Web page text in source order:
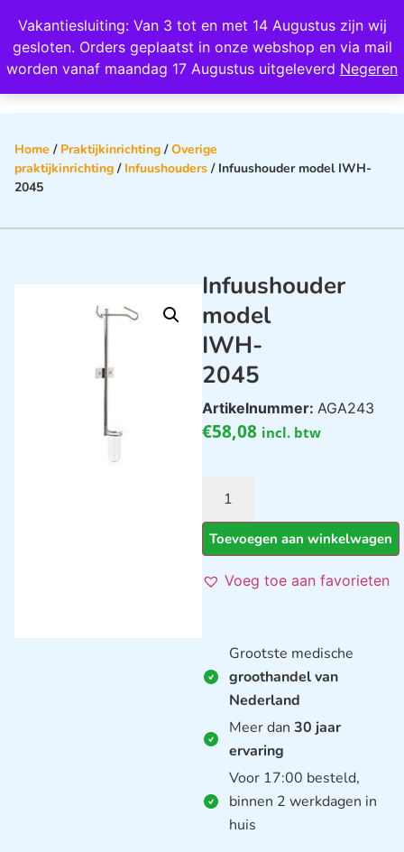
Vakantiesluiting: Van 3 tot en met 14 Augustus zijn wij
gesloten. Orders geplaatst in onze webshop en via mail
worden vanaf maandag 17 Augustus uitgeleverd Negeren
Wij scoren een 4,8 op Google
Home / Praktijkinrichting /Overige
praktijkinrichting / Infuushouders / Infuushouder model IWH-
2045
Infuushouder
model
IWH-
2045
Artikelnummer: AGA243
€58,08 incl. btw
Toevoegen aan winkelwagen
Voeg toe aan favorieten
Grootste medische
groothandel van
Nederland
Meer dan 30 jaar
ervaring
Voor 17:00 besteld,
binnen 2 werkdagen in
huis